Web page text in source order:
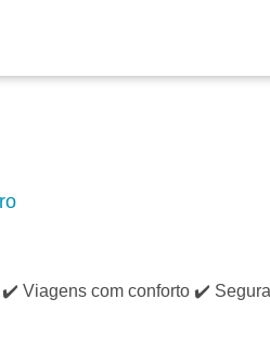
Viagens com conforto ✔️